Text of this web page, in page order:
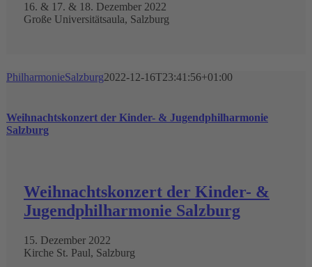
16. & 17. & 18. Dezember 2022
Große Universitätsaula, Salzburg
PhilharmonieSalzburg2022-12-16T23:41:56+01:00
Weihnachtskonzert der Kinder- & Jugendphilharmonie
Salzburg
Weihnachtskonzert der Kinder- &
Jugendphilharmonie Salzburg
15. Dezember 2022
Kirche St. Paul, Salzburg